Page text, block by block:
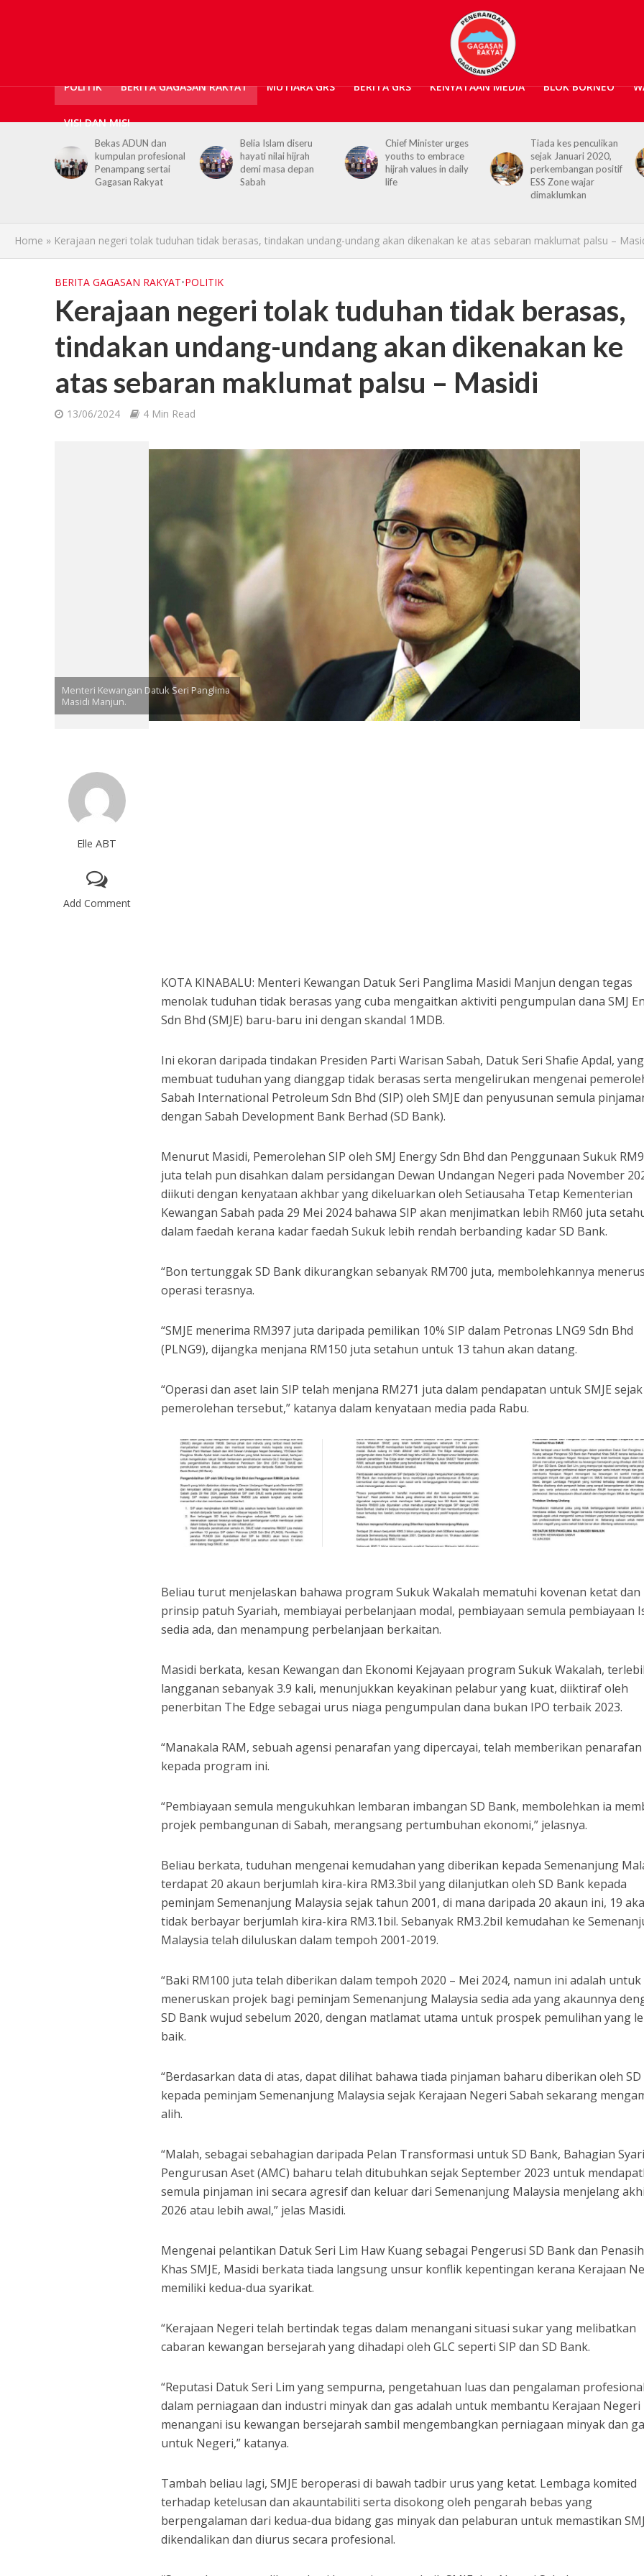
POLITIK BERITA GAGASAN RAKYAT MUTIARA GRS BERITA GRS KENYATAAN MEDIA BLOK BORNEO
VISI DAN MISI
Bekas ADUN dan
kumpulan profesional
Penampang sertai
Gagasan Rakyat
Belia Islam diseru
hayati nilai hijrah
demi masa depan
Sabah
Chief Minister urges
youths to embrace
hijrah values in daily
Tiada kes penculikan
sejak Januari 2020,
perkembangan positif
ESS Zone wajar
dimaklumkan
Home » Kerajaan negeri tolak tuduhan tidak berasas, tindakan undang-undang akan dikenakan ke atas sebaran maklumat palsu –
BERITA GAGASAN RAKYAT•POLITIK
Kerajaan negeri tolak tuduhan tidak berasas,
tindakan undang-undang akan dikenakan ke
atas sebaran maklumat palsu – Masidi
13/06/2024 4 Min Read
Menteri Kewangan Datuk Seri Panglima
Masidi Manjun.
Elle ABT
Add Comment
KOTA KINABALU: Menteri Kewangan Datuk Seri Panglima Masidi Manjun dengan tegas
menolak tuduhan tidak berasas yang cuba mengaitkan aktiviti pengumpulan dana SMJ
Sdn Bhd (SMJE) baru-baru ini dengan skandal 1MDB.
Ini ekoran daripada tindakan Presiden Parti Warisan Sabah, Datuk Seri Shafie Apdal, yang
membuat tuduhan yang dianggap tidak berasas serta mengelirukan mengenai
Sabah International Petroleum Sdn Bhd (SIP) oleh SMJE dan penyusunan semula
dengan Sabah Development Bank Berhad (SD Bank).
Menurut Masidi, Pemerolehan SIP oleh SMJ Energy Sdn Bhd dan Penggunaan Sukuk
juta telah pun disahkan dalam persidangan Dewan Undangan Negeri pada November
diikuti dengan kenyataan akhbar yang dikeluarkan oleh Setiausaha Tetap Kementerian
Kewangan Sabah pada 29 Mei 2024 bahawa SIP akan menjimatkan lebih RM60 juta
dalam faedah kerana kadar faedah Sukuk lebih rendah berbanding kadar SD Bank.
“Bon tertunggak SD Bank dikurangkan sebanyak RM700 juta, membolehkannya
operasi terasnya.
“SMJE menerima RM397 juta daripada pemilikan 10% SIP dalam Petronas LNG9 Sdn Bhd
(PLNG9), dijangka menjana RM150 juta setahun untuk 13 tahun akan datang.
“Operasi dan aset lain SIP telah menjana RM271 juta dalam pendapatan untuk SMJE sejak
pemerolehan tersebut,” katanya dalam kenyataan media pada Rabu.
Beliau turut menjelaskan bahawa program Sukuk Wakalah mematuhi kovenan ketat dan
prinsip patuh Syariah, membiayai perbelanjaan modal, pembiayaan semula pembiayaan
sedia ada, dan menampung perbelanjaan berkaitan.
Masidi berkata, kesan Kewangan dan Ekonomi Kejayaan program Sukuk Wakalah,
langganan sebanyak 3.9 kali, menunjukkan keyakinan pelabur yang kuat, diiktiraf oleh
penerbitan The Edge sebagai urus niaga pengumpulan dana bukan IPO terbaik 2023.
“Manakala RAM, sebuah agensi penarafan yang dipercayai, telah memberikan penarafan
kepada program ini.
“Pembiayaan semula mengukuhkan lembaran imbangan SD Bank, membolehkan ia
projek pembangunan di Sabah, merangsang pertumbuhan ekonomi,” jelasnya.
Beliau berkata, tuduhan mengenai kemudahan yang diberikan kepada Semenanjung
terdapat 20 akaun berjumlah kira-kira RM3.3bil yang dilanjutkan oleh SD Bank kepada
peminjam Semenanjung Malaysia sejak tahun 2001, di mana daripada 20 akaun ini, 19
tidak berbayar berjumlah kira-kira RM3.1bil. Sebanyak RM3.2bil kemudahan ke
Malaysia telah diluluskan dalam tempoh 2001-2019.
“Baki RM100 juta telah diberikan dalam tempoh 2020 – Mei 2024, namun ini adalah untuk
meneruskan projek bagi peminjam Semenanjung Malaysia sedia ada yang akaunnya
SD Bank wujud sebelum 2020, dengan matlamat utama untuk prospek pemulihan yang
baik.
“Berdasarkan data di atas, dapat dilihat bahawa tiada pinjaman baharu diberikan oleh
kepada peminjam Semenanjung Malaysia sejak Kerajaan Negeri Sabah sekarang
alih.
“Malah, sebagai sebahagian daripada Pelan Transformasi untuk SD Bank, Bahagian
Pengurusan Aset (AMC) baharu telah ditubuhkan sejak September 2023 untuk
semula pinjaman ini secara agresif dan keluar dari Semenanjung Malaysia menjelang
2026 atau lebih awal,” jelas Masidi.
Mengenai pelantikan Datuk Seri Lim Haw Kuang sebagai Pengerusi SD Bank dan
Khas SMJE, Masidi berkata tiada langsung unsur konflik kepentingan kerana Kerajaan
memiliki kedua-dua syarikat.
“Kerajaan Negeri telah bertindak tegas dalam menangani situasi sukar yang melibatkan
cabaran kewangan bersejarah yang dihadapi oleh GLC seperti SIP dan SD Bank.
“Reputasi Datuk Seri Lim yang sempurna, pengetahuan luas dan pengalaman profesional
dalam perniagaan dan industri minyak dan gas adalah untuk membantu Kerajaan Negeri
menangani isu kewangan bersejarah sambil mengembangkan perniagaan minyak dan
untuk Negeri,” katanya.
Tambah beliau lagi, SMJE beroperasi di bawah tadbir urus yang ketat. Lembaga komited
terhadap ketelusan dan akauntabiliti serta disokong oleh pengarah bebas yang
berpengalaman dari kedua-dua bidang gas minyak dan pelaburan untuk memastikan
dikendalikan dan diurus secara profesional.